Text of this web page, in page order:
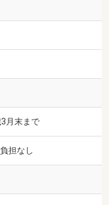
月末まで
担なし